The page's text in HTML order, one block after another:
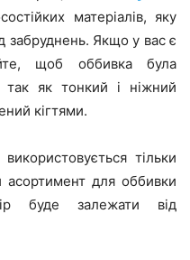
матеріалів, яку
забруднень. Якщо у вас є
щоб оббивка була
так як тонкий і ніжний
кігтями.
тільки
асортимент для оббивки
буде залежати від